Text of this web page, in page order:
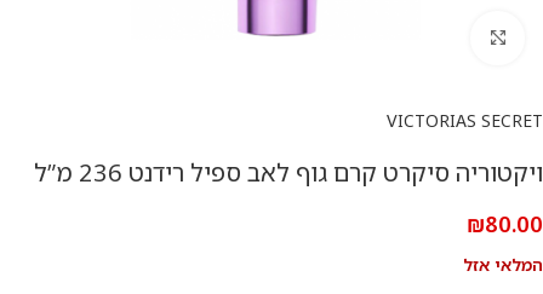
VICTORIAS SECRET
ויקטוריה סיקרט קרם גוף לאב ספיל רידנט 236 מ”ל
₪80.00
המלאי אזל